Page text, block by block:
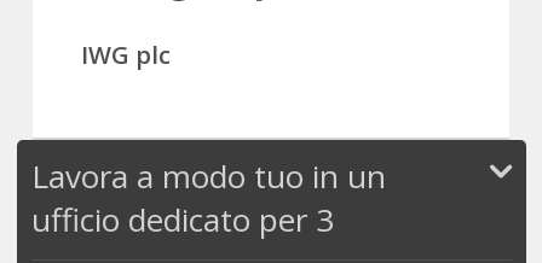
IWG plc
Lavora a modo tuo in un
ufficio dedicato per 3